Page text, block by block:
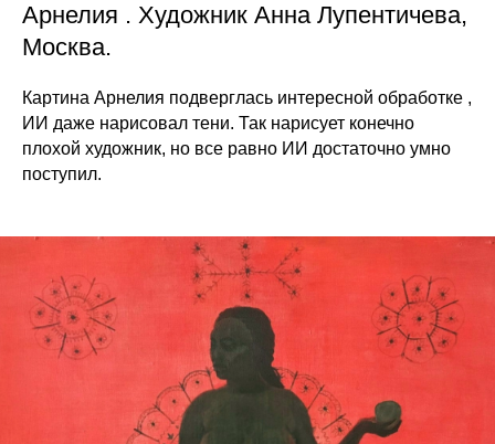
Арнелия . Художник Анна Лупентичева,
Москва.
Картина Арнелия подверглась интересной обработке ,
ИИ даже нарисовал тени. Так нарисует конечно
плохой художник, но все равно ИИ достаточно умно
поступил.